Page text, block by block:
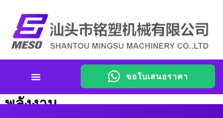
ขอใบเสนอราคา
เครื่องประมาณการการใช้
พลังงาน